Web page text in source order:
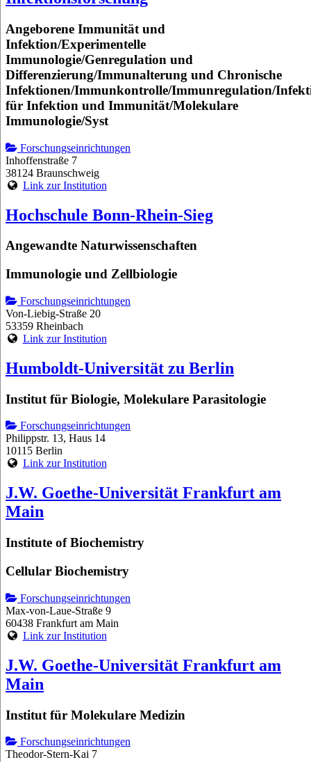
Angeborene Immunität und
Infektion/Experimentelle
Immunologie/Genregulation und
Differenzierung/Immunalterung und Chronische
Infektionen/Immunkontrolle/Immunregulation/
für Infektion und Immunität/Molekulare
Immunologie/Syst
Forschungseinrichtungen
Inhoffenstraße 7
38124 Braunschweig
Link zur Institution
Hochschule Bonn-Rhein-Sieg
Angewandte Naturwissenschaften
Immunologie und Zellbiologie
Forschungseinrichtungen
Von-Liebig-Straße 20
53359 Rheinbach
Link zur Institution
Humboldt-Universität zu Berlin
Institut für Biologie, Molekulare Parasitologie
Forschungseinrichtungen
Philippstr. 13, Haus 14
10115 Berlin
Link zur Institution
J.W. Goethe-Universität Frankfurt am
Main
Institute of Biochemistry
Cellular Biochemistry
Forschungseinrichtungen
Max-von-Laue-Straße 9
60438 Frankfurt am Main
Link zur Institution
J.W. Goethe-Universität Frankfurt am
Main
Institut für Molekulare Medizin
Forschungseinrichtungen
Theodor-Stern-Kai 7